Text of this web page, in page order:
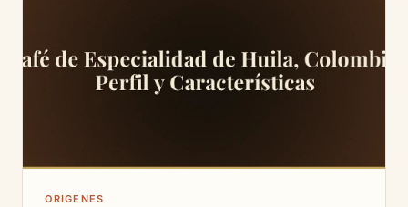
ORIGENES